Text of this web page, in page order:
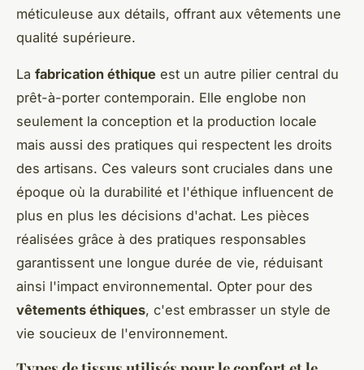
méticuleuse aux détails, offrant aux vêtements une
qualité supérieure.
La fabrication éthique est un autre pilier central du
prêt-à-porter contemporain. Elle englobe non
seulement la conception et la production locale
mais aussi des pratiques qui respectent les droits
des artisans. Ces valeurs sont cruciales dans une
époque où la durabilité et l'éthique influencent de
plus en plus les décisions d'achat. Les pièces
réalisées grâce à des pratiques responsables
garantissent une longue durée de vie, réduisant
ainsi l'impact environnemental. Opter pour des
vêtements éthiques, c'est embrasser un style de
vie soucieux de l'environnement.